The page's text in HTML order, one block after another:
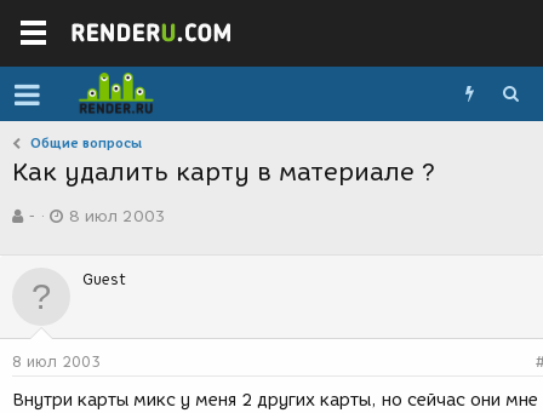
Общие вопросы
Как удалить карту в материале ?
в
р
-
а
д
н
8 июл 2003
Guest
8 июл 2003
Внутри карты микс у меня 2 других карты, но сейчас они мне